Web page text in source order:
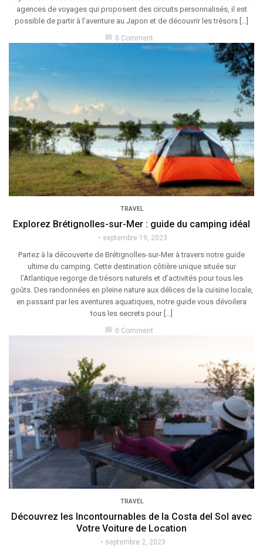
agences de voyages qui proposent des circuits personnalisés, il est
possible de partir à l’aventure au Japon et de découvrir les trésors […]
0 Comment
TRAVEL
Explorez Brétignolles-sur-Mer : guide du camping idéal
septembre 19, 2023
Partez à la découverte de Brétignolles-sur-Mer à travers notre guide
ultime du camping. Cette destination côtière unique située sur
l’Atlantique regorge de trésors naturels et d’activités pour tous les
goûts. Des randonnées en pleine nature aux délices de la cuisine locale,
en passant par les aventures aquatiques, notre guide vous dévoilera
tous les secrets pour […]
chat_bubble 0 Comment
TRAVEL
Découvrez les Incontournables de la Costa del Sol avec
Votre Voiture de Location
septembre 2, 2023